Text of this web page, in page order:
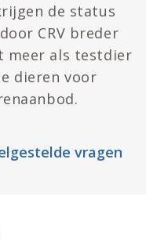
de status
CRV breder
meer als testdier
dieren voor
vragen